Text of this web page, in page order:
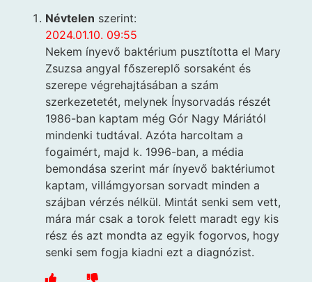
Névtelen szerint:
2024.01.10. 09:55
Nekem ínyevő baktérium pusztította el Mary
Zsuzsa angyal főszereplő sorsaként és
szerepe végrehajtásában a szám
szerkezetetét, melynek Ínysorvadás részét
1986-ban kaptam még Gór Nagy Máriától
mindenki tudtával. Azóta harcoltam a
fogaimért, majd k. 1996-ban, a média
bemondása szerint már ínyevő baktériumot
kaptam, villámgyorsan sorvadt minden a
szájban vérzés nélkül. Mintát senki sem vett,
mára már csak a torok felett maradt egy kis
rész és azt mondta az egyik fogorvos, hogy
senki sem fogja kiadni ezt a diagnózist.